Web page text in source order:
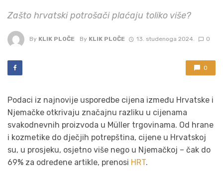
Zašto hrvatski potrošači plaćaju toliko više?
By KLIK PLOČE By KLIK PLOČE 13. studenoga 2024. 0
0
Podaci iz najnovije usporedbe cijena između Hrvatske i
Njemačke otkrivaju značajnu razliku u cijenama
svakodnevnih proizvoda u Müller trgovinama. Od hrane
i kozmetike do dječjih potrepština, cijene u Hrvatskoj
su, u prosjeku, osjetno više nego u Njemačkoj – čak do
69% za određene artikle, prenosi HRT.